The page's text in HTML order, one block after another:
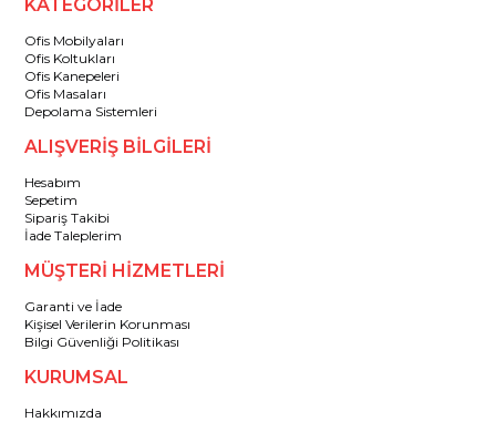
KATEGORİLER
Ofis Mobilyaları
Ofis Koltukları
Ofis Kanepeleri
Ofis Masaları
Depolama Sistemleri
ALIŞVERİŞ BİLGİLERİ
Hesabım
Sepetim
Sipariş Takibi
İade Taleplerim
MÜŞTERİ HİZMETLERİ
Garanti ve İade
Kişisel Verilerin Korunması
Bilgi Güvenliği Politikası
KURUMSAL
Hakkımızda